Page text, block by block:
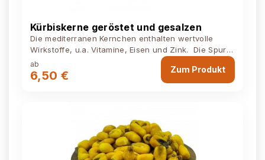
Kürbiskerne geröstet und gesalzen
Die mediterranen Kernchen enthalten wertvolle
Wirkstoffe, u.a. Vitamine, Eisen und Zink. Die Spur
Salz versetzt einen beim Knabbern...
ab
6,50 € Zum Produkt